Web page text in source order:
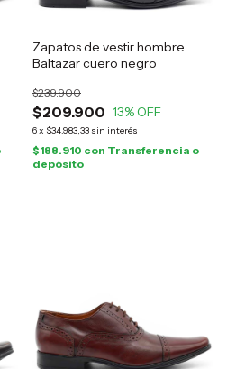
Zapatos de vestir hombre
Baltazar cuero negro
$209.900
$239.900
13% OFF
6x $34.983,33 sin interés
$188.910 con Transferencia o
depósito